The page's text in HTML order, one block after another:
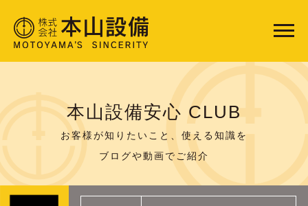
本山設備安心 CLUB
お客様が知りたいこと、使える知識を
ブログや動画でご紹介